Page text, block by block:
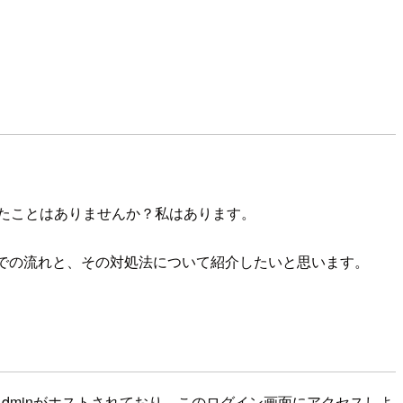
とはありませんか？私はあります。
流れと、その対処法について紹介したいと思います。